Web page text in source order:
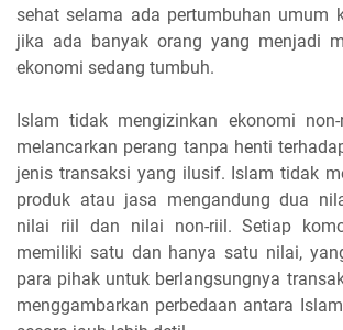
sehat selama ada pertumbuhan umum
jika ada banyak orang yang menjadi
ekonomi sedang tumbuh.
Islam tidak mengizinkan ekonomi
melancarkan perang tanpa henti
jenis transaksi yang ilusif. Islam tidak
produk atau jasa mengandung dua
nilai riil dan nilai non-riil. Setiap
memiliki satu dan hanya satu nilai,
para pihak untuk berlangsungnya
menggambarkan perbedaan antara